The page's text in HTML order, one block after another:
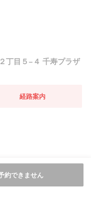
丁目５−４ 千寿プラザ
経路案内
約できません